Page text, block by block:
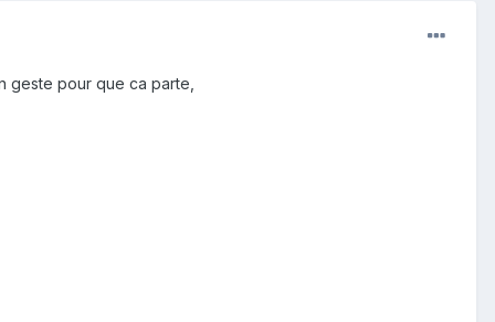
geste pour que ca parte,